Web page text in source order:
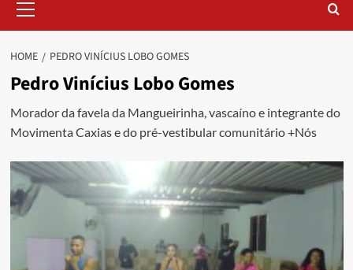
Menu
HOME PEDRO VINÍCIUS LOBO GOMES
Pedro Vinícius Lobo Gomes
Morador da favela da Mangueirinha, vascaíno e integrante do
Movimenta Caxias e do pré-vestibular comunitário +Nós